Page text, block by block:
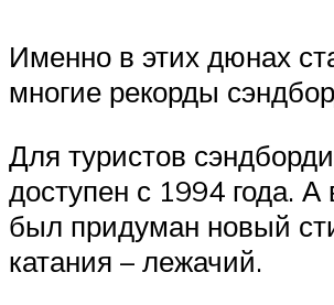
Именно в этих дюнах
многие рекорды
Для туристов
доступен с 1994 года. А
был придуман новый
катания – лежачий.